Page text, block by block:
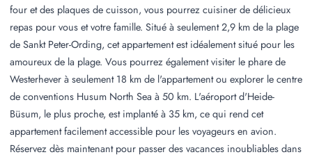
four et des plaques de cuisson, vous pourrez cuisiner de délicieux
repas pour vous et votre famille. Situé à seulement 2,9 km de la plage
de Sankt Peter-Ording, cet appartement est idéalement situé pour les
amoureux de la plage. Vous pourrez également visiter le phare de
Westerhever à seulement 18 km de l'appartement ou explorer le centre
de conventions Husum North Sea à 50 km. L'aéroport d'Heide-
Büsum, le plus proche, est implanté à 35 km, ce qui rend cet
appartement facilement accessible pour les voyageurs en avion.
Réservez dès maintenant pour passer des vacances inoubliables dans